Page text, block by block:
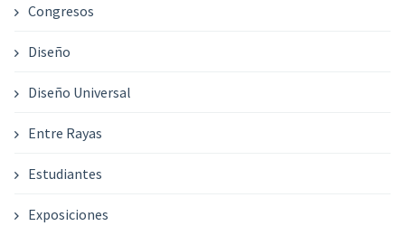
Congresos
Diseño
Diseño Universal
Entre Rayas
Estudiantes
Exposiciones